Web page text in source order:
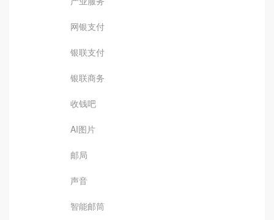
网银支付
银联支付
银联商务
收钱吧
AI图片
邮局
声音
智能邮筒